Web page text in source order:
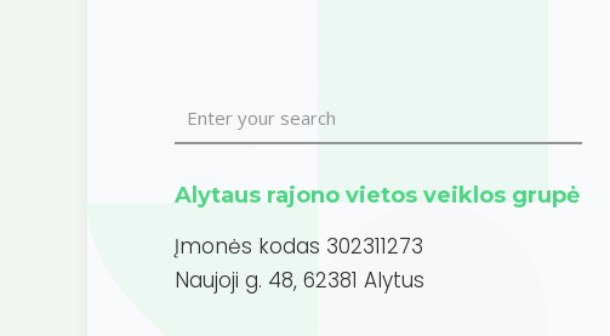
Alytaus rajono vietos veiklos grupė
Įmonės kodas 302311273
Naujoji g. 48, 62381 Alytus